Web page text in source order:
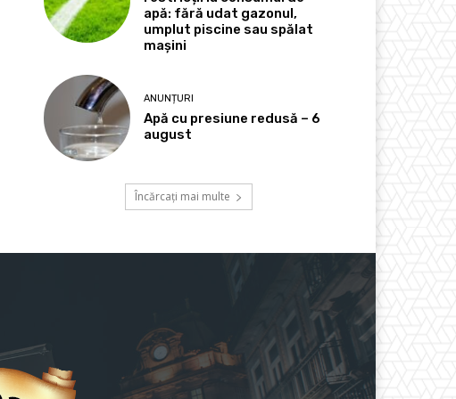
apă: fără udat gazonul,
umplut piscine sau spălat
mașini
ANUNȚURI
Apă cu presiune redusă – 6
august
Încărcați mai multe